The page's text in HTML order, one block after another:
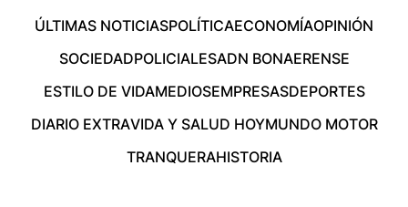
ÚLTIMAS NOTICIASPOLÍTICAECONOMÍAOPINIÓN
SOCIEDADPOLICIALESADN BONAERENSE
ESTILO DE VIDAMEDIOSEMPRESASDEPORTES
DIARIO EXTRAVIDA Y SALUD HOYMUNDO MOTOR
TRANQUERAHISTORIA